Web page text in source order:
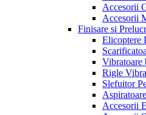
Accesorii
Accesorii
Finisare si
Elicoptere
Vibratoare
Rigle
Slefuitor
Accesorii